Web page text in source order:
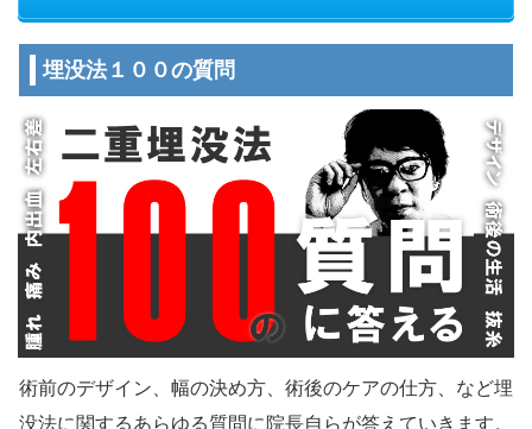
埋没法１００の質問
術前のデザイン、幅の決め方、術後のケアの仕方、など埋
没法に関するあらゆる質問に院長自らが答えていきます。